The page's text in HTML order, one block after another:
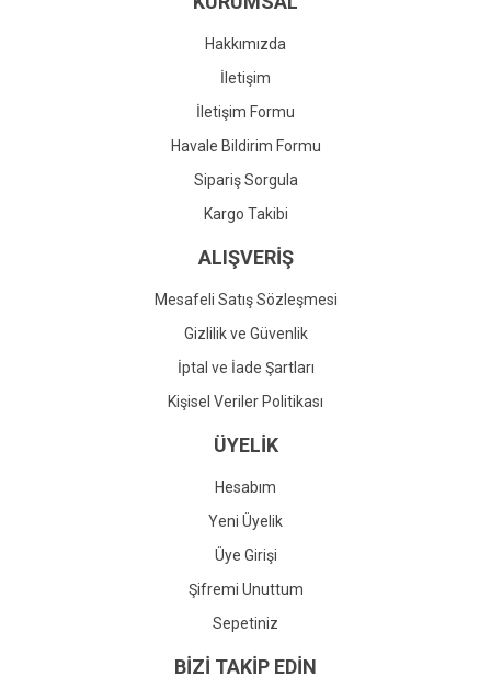
Gönder
Hakkımızda
İletişim
İletişim Formu
Havale Bildirim Formu
Sipariş Sorgula
Kargo Takibi
ALIŞVERİŞ
Mesafeli Satış Sözleşmesi
Gizlilik ve Güvenlik
İptal ve İade Şartları
Kişisel Veriler Politikası
ÜYELİK
Hesabım
Yeni Üyelik
Üye Girişi
Şifremi Unuttum
Sepetiniz
BİZİ TAKİP EDİN